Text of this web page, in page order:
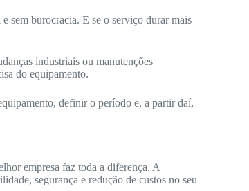
sem burocracia. E se o serviço durar mais
industriais ou manutenções
do equipamento.
definir o período e, a partir daí,
empresa faz toda a diferença. A
segurança e redução de custos no seu